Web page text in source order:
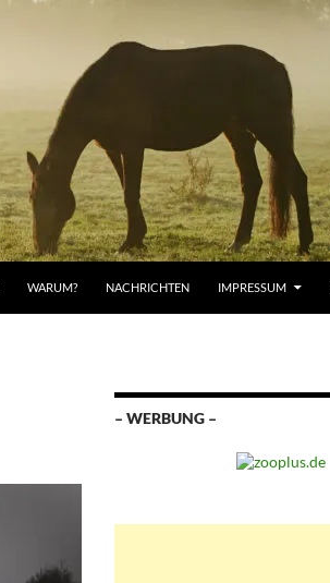
WARUM? NACHRICHTEN IMPRESSUM
– WERBUNG –